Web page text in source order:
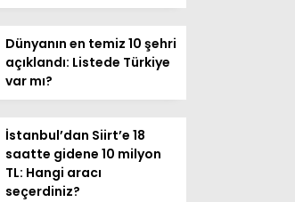
Dünyanın en temiz 10 şehri
açıklandı: Listede Türkiye
var mı?
İstanbul’dan Siirt’e 18
saatte gidene 10 milyon
TL: Hangi aracı
seçerdiniz?